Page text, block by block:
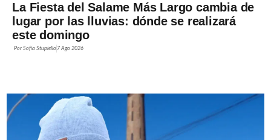
La Fiesta del Salame Más Largo cambia de
lugar por las lluvias: dónde se realizará
este domingo
PorSofía Stupiello 7 Ago 2026